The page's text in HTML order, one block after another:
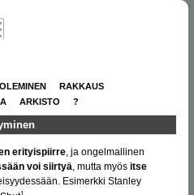
OLEMINEN
RAKKAUS
ARKISTO ?
erityispiirre, ja ongelmallinen
voi siirtyä, mutta myös itse
Esimerkki Stanley
1